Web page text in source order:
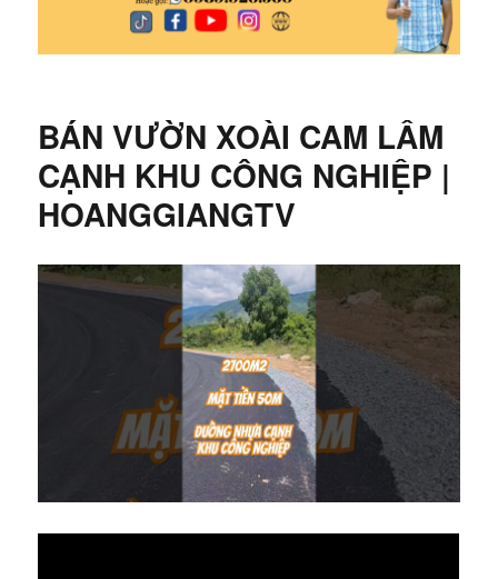
BÁN VƯỜN XOÀI CAM LÂM
CẠNH KHU CÔNG NGHIỆP |
HOANGGIANGTV